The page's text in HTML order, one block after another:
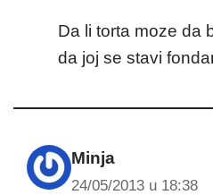
Da li torta moze da
da joj se stavi
Minja
24/05/2013 u 18:38